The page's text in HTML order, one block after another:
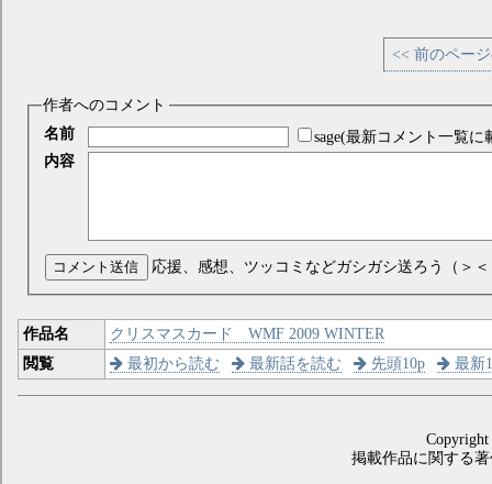
<< 前のペー
作者へのコメント
名前
sage(最新コメント一覧に
内容
コメント送信 応援、感想、ツッコミなどガシガシ送ろう（＞
作品名
クリスマスカード WMF 2009 WINTER
閲覧
最初から読む 最新話を読む 先頭10p 最新
掲載作品に関する